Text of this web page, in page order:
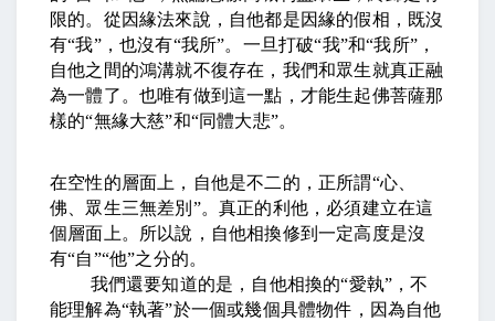
限的。從因緣法來說，自他都是因緣的假相，既沒
有“我”，也沒有“我所”。一旦打破“我”和“我所” ，
自他之間的鴻溝就不復存在，我們和眾生就真正融
為一體了。也唯有做到這一點，才能生起佛菩薩那
樣的“無緣大慈”和“同體大悲”。
在空性的層面上，自他是不二的，正所謂“心、
佛、眾生三無差別 ”。真正的利他，必須建立在這
個層面上。所以說，自他相換修到一定高度是沒
有“自”“他”之分的。
我們還要知道的是，自他相換的“愛執” ，不
能理解為“執著”於一個或幾個具體物件，因為自他